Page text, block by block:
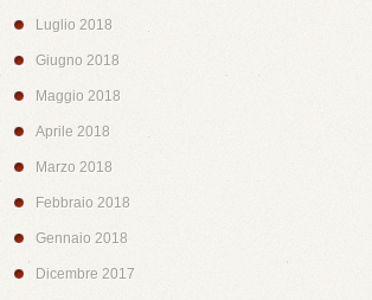
Luglio 2018
Giugno 2018
Maggio 2018
Aprile 2018
Marzo 2018
Febbraio 2018
Gennaio 2018
Dicembre 2017